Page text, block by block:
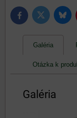
FacebookTwitter
Galéria
Otázka k
Galéria